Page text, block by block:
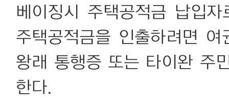
베이징시 주택공적금 납입
주택공적금을 인출하려면
왕래 통행증 또는 타이완 주
한다.